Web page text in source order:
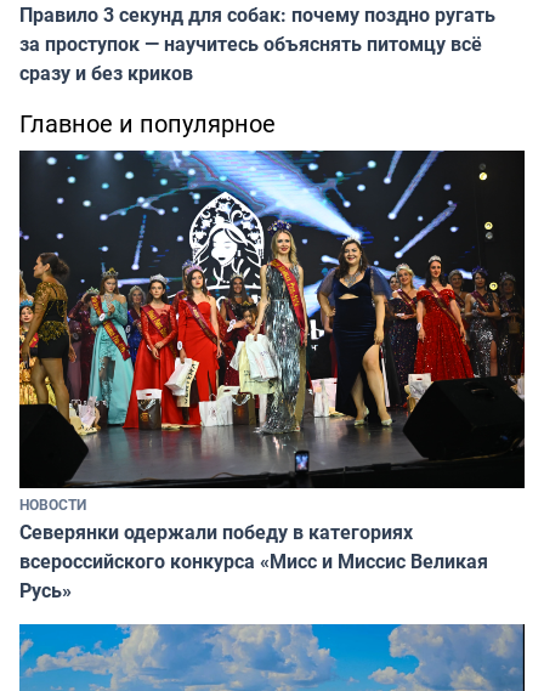
Правило 3 секунд для собак: почему поздно ругать
за проступок — научитесь объяснять питомцу всё
сразу и без криков
Главное и популярное
НОВОСТИ
Северянки одержали победу в категориях
всероссийского конкурса «Мисс и Миссис Великая
Русь»